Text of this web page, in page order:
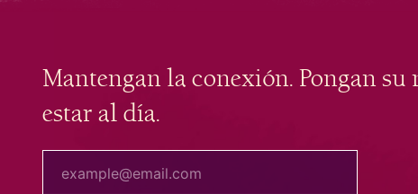
Mantengan la conexión. Pongan su
estar al día.